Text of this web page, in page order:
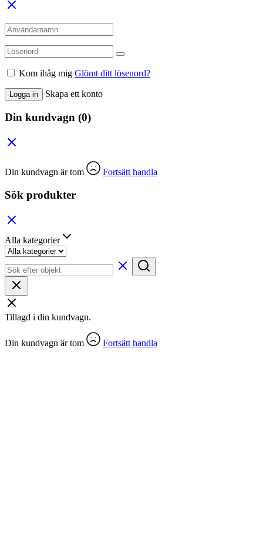
Kom ihåg mig Glömt ditt lösenord?
Logga in Skapa ett konto
Din kundvagn (0)
Din kundvagn är tom Fortsätt handla
Sök produkter
Alla kategorier
Tillagd i din kundvagn.
Din kundvagn är tom Fortsätt handla